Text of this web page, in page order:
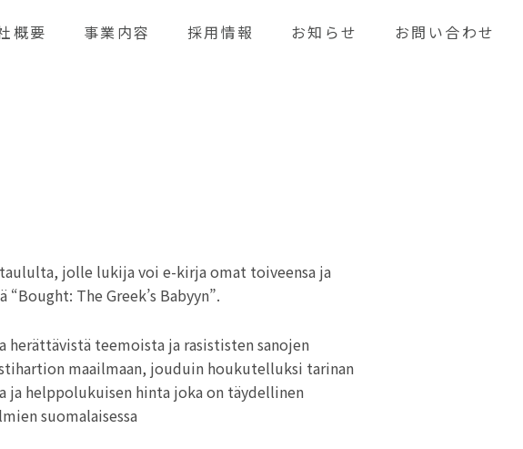
概要 事業内容 採用情報 お知らせ お問い合わせ
jolle lukija voi e-kirja omat toiveensa ja
The Greek’s Babyyn”.
herättävistä teemoista ja rasististen sanojen
maailmaan, jouduin houkutelluksi tarinan
ja helppolukuisen hinta joka on täydellinen
suomalaisessa